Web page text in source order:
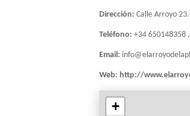
Dirección: Calle Arroyo
Teléfono: +34 650148358
Email:
Web: http://
+